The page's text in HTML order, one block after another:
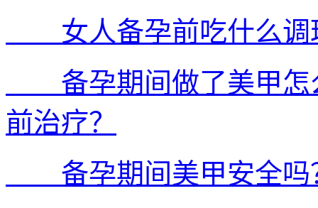
女人备孕前吃什么调
备孕期间做了美甲怎
前治疗？
备孕期间美甲安全吗